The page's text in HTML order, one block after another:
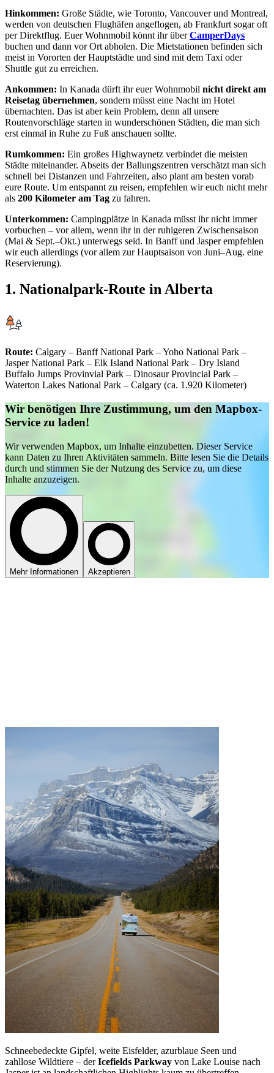
Hinkommen: Große Städte, wie Toronto, Vancouver und Montreal,
werden von deutschen Flughäfen angeflogen, ab Frankfurt sogar oft
per Direktflug. Euer Wohnmobil könnt ihr überCamperDays
buchen und dann vor Ort abholen. Die Mietstationen befinden sich
meist in Vororten der Hauptstädte und sind mit dem Taxi oder
Shuttle gut zu erreichen.
Ankommen: In Kanada dürft ihr euer Wohnmobil nicht direkt am
Reisetag übernehmen, sondern müsst eine Nacht im Hotel
übernachten. Das ist aber kein Problem, denn all unsere
Routenvorschläge starten in wunderschönen Städten, die man sich
erst einmal in Ruhe zu Fuß anschauen sollte.
Rumkommen: Ein großes Highwaynetz verbindet die meisten
Städte miteinander. Abseits der Ballungszentren verschätzt man sich
schnell bei Distanzen und Fahrzeiten, also plant am besten vorab
eure Route. Um entspannt zu reisen, empfehlen wir euch nicht mehr
als 200 Kilometer am Tag zu fahren.
Unterkommen: Campingplätze in Kanada müsst ihr nicht immer
vorbuchen – vor allem, wenn ihr in der ruhigeren Zwischensaison
(Mai & Sept.–Okt.) unterwegs seid. In Banff und Jasper empfehlen
wir euch allerdings (vor allem zur Hauptsaison von Juni–Aug. eine
Reservierung).
1. Nationalpark-Route in Alberta
Route: Calgary – Banff National Park – Yoho National Park –
Jasper National Park – Elk Island National Park – Dry Island
Buffalo Jumps Provinvial Park – Dinosaur Provincial Park –
Waterton Lakes National Park – Calgary (ca. 1.920 Kilometer)
Wir benötigen Ihre Zustimmung, um den Mapbox-
Service zu laden!
Wir verwenden Mapbox, um Inhalte einzubetten. Dieser Service
kann Daten zu Ihren Aktivitäten sammeln. Bitte lesen Sie die Details
durch und stimmen Sie der Nutzung des Service zu, um diese
Inhalte anzuzeigen.
Mehr Informationen Akzeptieren
Schneebedeckte Gipfel, weite Eisfelder, azurblaue Seen und
zahllose Wildtiere – derIcefields Parkway von Lake Louise nach